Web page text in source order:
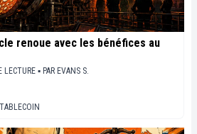
renoue avec les bénéfices au
▪ PAR EVANS S.